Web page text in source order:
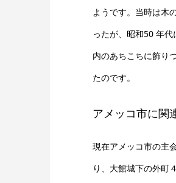
ようです。当時は木
ったが、昭和50 年
内のあちこちに飾り
たのです。
アメッコ市に関
現在アメッコ市の主
り、大館城下の外町